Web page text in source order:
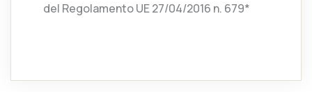
del Regolamento UE 27/04/2016 n. 679*